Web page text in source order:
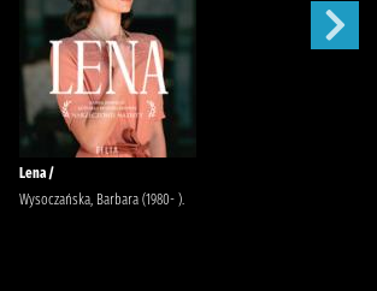
Lena /
Wysoczańska, Barbara (1980- ).